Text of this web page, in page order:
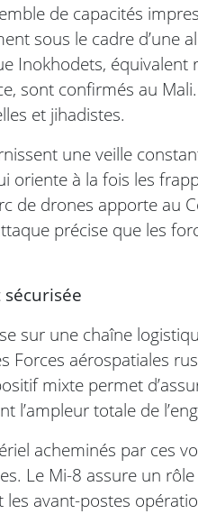
de capacités
sous le cadre d’une
Inokhodets, équivalent
sont confirmés au
et jihadistes.
une veille
oriente à la fois les
de drones apporte au
précise que les
sur une chaîne
Forces aérospatiales
mixte permet
totale de
acheminés par ces
Le Mi-8 assure un
avant-postes